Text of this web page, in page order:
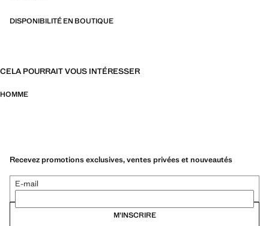
más durables, versátiles y atemporales
DISPONIBILITÉ EN BOUTIQUE
CELA POURRAIT VOUS INTÉRESSER
HOMME
Recevez promotions exclusives, ventes privées et nouveautés
E-mail
M’INSCRIRE